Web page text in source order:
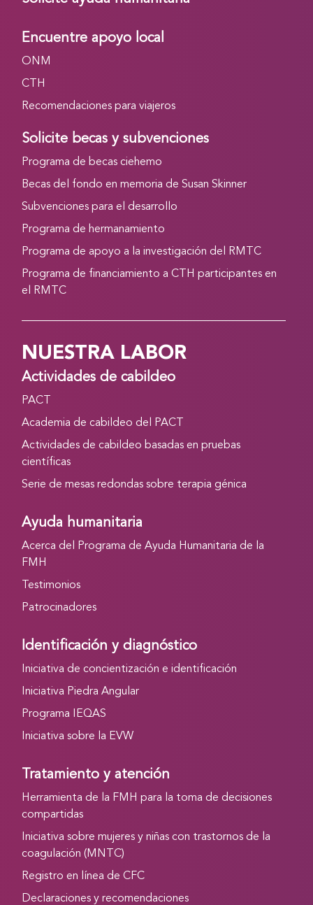
Encuentre apoyo local
ONM
CTH
Recomendaciones para viajeros
Solicite becas y subvenciones
Programa de becas ciehemo
Becas del fondo en memoria de Susan Skinner
Subvenciones para el desarrollo
Programa de hermanamiento
Programa de apoyo a la investigación del RMTC
Programa de financiamiento a CTH participantes en
el RMTC
NUESTRA LABOR
Actividades de cabildeo
PACT
Academia de cabildeo del PACT
Actividades de cabildeo basadas en pruebas
científicas
Serie de mesas redondas sobre terapia génica
Ayuda humanitaria
Acerca del Programa de Ayuda Humanitaria de la
FMH
Testimonios
Patrocinadores
Identificación y diagnóstico
Iniciativa de concientización e identificación
Iniciativa Piedra Angular
Programa IEQAS
Iniciativa sobre la EVW
Tratamiento y atención
Herramienta de la FMH para la toma de decisiones
compartidas
Iniciativa sobre mujeres y niñas con trastornos de la
coagulación (MNTC)
Registro en línea de CFC
Declaraciones y recomendaciones